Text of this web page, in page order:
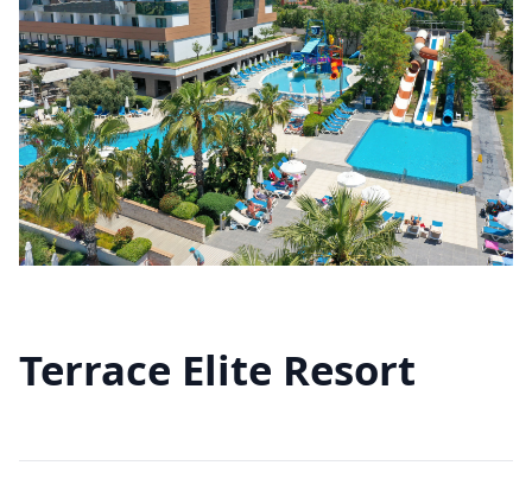
Terrace Elite Resort